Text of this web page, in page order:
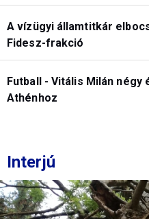
A vízügyi államtitkár
Fidesz-frakció
Futball - Vitális Milán négy
Athénhoz
Interjú